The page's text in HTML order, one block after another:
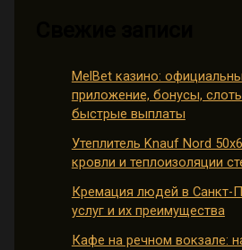
MelBet казино:
приложение, бонусы,
быстрые выплаты
Утеплитель Knauf Nord
кровли и теплоизоляции
Кремация людей в Санкт-
услуг и их преимущества
Кафе на речном вокзале: